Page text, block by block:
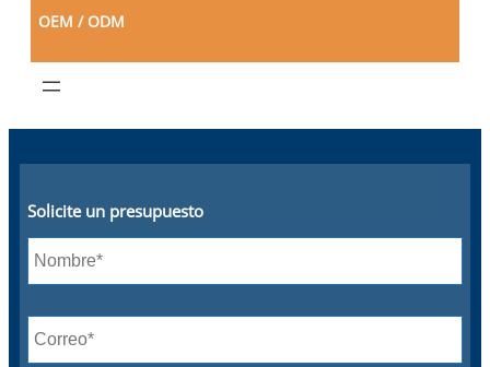
OEM / ODM
Solicite un presupuesto